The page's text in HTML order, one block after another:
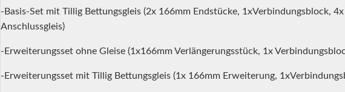
-Basis-Set mit Tillig Bettungsgleis (2x 166mm Endstücke, 1xVerbindungsblock,
Anschlussgleis)
-Erweiterungsset ohne Gleise (1x166mm Verlängerungsstück, 1x
-Erweiterungsset mit Tillig Bettungsgleis (1x 166mm Erweiterung,